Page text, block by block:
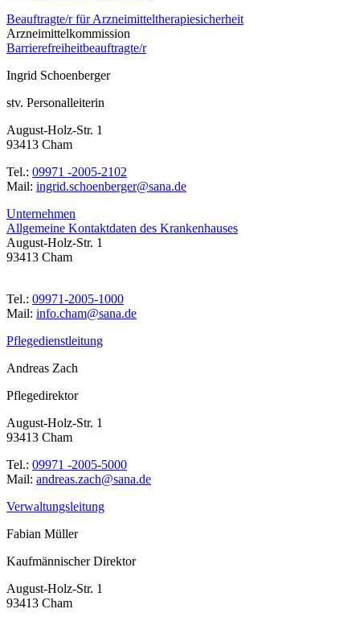
Beauftragte/r für Arzneimitteltherapiesicherheit
Arzneimittelkommission
Barrierefreiheitbeauftragte/r
Ingrid Schoenberger
stv. Personalleiterin
August-Holz-Str. 1
93413 Cham
Tel.: 09971 -2005-2102
Mail: ed.anas@regrebneohcs.dirgni
Unternehmen
Allgemeine Kontaktdaten des Krankenhauses
August-Holz-Str. 1
93413 Cham
Tel.: 09971-2005-1000
Mail: ed.anas@mahc.ofni
Pflegedienstleitung
Andreas Zach
Pflegedirektor
August-Holz-Str. 1
93413 Cham
Tel.: 09971 -2005-5000
Mail: ed.anas@hcaz.saerdna
Verwaltungsleitung
Fabian Müller
Kaufmännischer Direktor
August-Holz-Str. 1
93413 Cham